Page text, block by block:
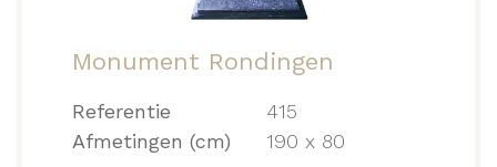
Monument Rondingen
Referentie
415
Afmetingen (cm)
190 x 80